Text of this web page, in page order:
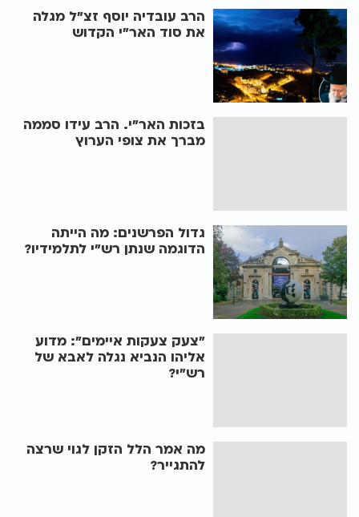
הרב עובדיה יוסף זצ"ל מגלה
את סוד האר"י הקדוש
בזכות האר"י. הרב עידו סממה
מברך את צופי הערוץ
גדול הפרשנים: מה הייתה
הדוגמה שנתן רש"י לתלמידיו?
"צעק צעקות איימים": מדוע
אליהו הנביא נגלה לאבא של
רש"י?
מה אמר הלל הזקן לגוי שרצה
להתגייר?